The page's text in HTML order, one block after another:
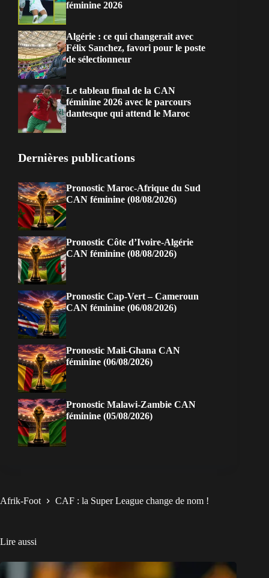
féminine 2026
Algérie : ce qui changerait avec
Félix Sanchez, favori pour le poste
de sélectionneur
Le tableau final de la CAN
féminine 2026 avec le parcours
dantesque qui attend le Maroc
Dernières publications
Pronostic Maroc-Afrique du Sud
CAN féminine (08/08/2026)
Pronostic Côte d’Ivoire-Algérie
CAN féminine (08/08/2026)
Pronostic Cap-Vert – Cameroun
CAN féminine (06/08/2026)
Pronostic Mali-Ghana CAN
féminine (06/08/2026)
Pronostic Malawi-Zambie CAN
féminine (05/08/2026)
Afrik-Foot CAF : la Super League change de nom !
Lire aussi